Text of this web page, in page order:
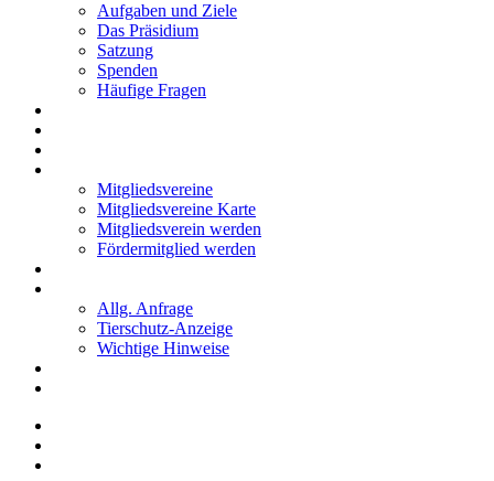
Aufgaben und Ziele
Das Präsidium
Satzung
Spenden
Häufige Fragen
Mitgliedsvereine
Mitgliedsvereine Karte
Mitgliedsverein werden
Fördermitglied werden
Allg. Anfrage
Tierschutz-Anzeige
Wichtige Hinweise